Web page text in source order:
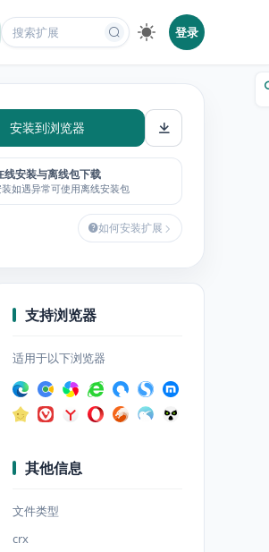
登录
安装到浏览器
线安装与离线包下载
如遇异常可使用离线安装包
如何安装扩展
支持浏览器
适用于以下浏览器
其他信息
文件类型
crx